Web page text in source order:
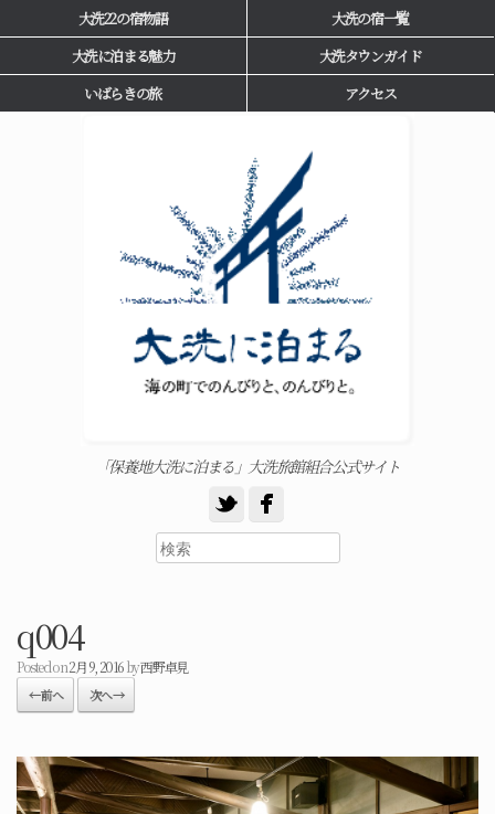
大洗22の宿物語
大洗の宿一覧
大洗に泊まる魅力
大洗タウンガイド
いばらきの旅
アクセス
「保養地大洗に泊まる」大洗旅館組合公式サイト
q004
Posted on2月 9, 2016by西野卓見
← 前へ 次へ →